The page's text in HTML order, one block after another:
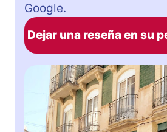
Google.
Dejar una reseña en su